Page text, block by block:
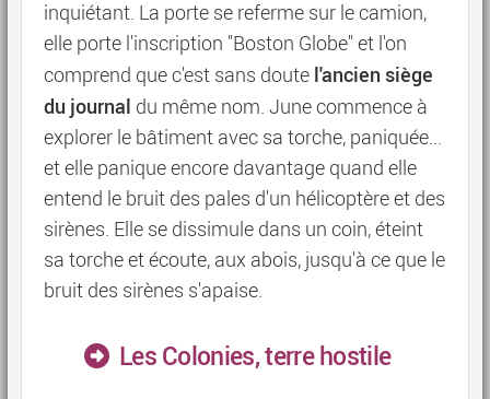
inquiétant. La porte se referme sur le camion,
elle porte l'inscription "Boston Globe" et l'on
comprend que c'est sans doute l'ancien siège
du journal du même nom. June commence à
explorer le bâtiment avec sa torche, paniquée...
et elle panique encore davantage quand elle
entend le bruit des pales d'un hélicoptère et des
sirènes. Elle se dissimule dans un coin, éteint
sa torche et écoute, aux abois, jusqu'à ce que le
bruit des sirènes s'apaise.
Les Colonies, terre hostile